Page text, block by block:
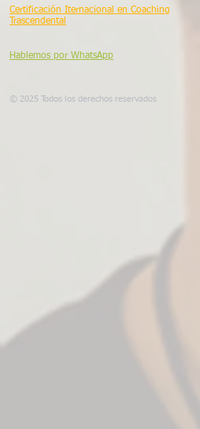
Certificación Iternacional en Coaching
Trascendental
Hablemos por WhatsApp
© 2025 Todos los derechos reservados